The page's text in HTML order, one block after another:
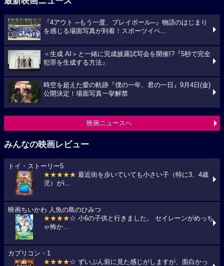
『4アウト ─もう一度、プレイボール─』物語のはじまり
を感じる場面写真が到着！スポーツイベ...
＜生成 AI＞と一緒に完成披露試写会を開催!?『5秒で完全
犯罪を生成する方法』
時空を超えた愛の軌跡『僕の一年、君の一日』9月4日(金)
公開決定！場面写真一挙解禁
映画ニュースへ
みんなの映画レビュー
トイ・ストーリー5
★★★★★ 最近街を歩いていても小さい子（特に3、4歳
児）がi...
映画ちいかわ 人魚の島のひみつ
★★★★☆ 小6の子供と行きました。 セイレーンがめっち
ゃ怖か...
カプリコン・1
★★★★☆ ずいぶん前に見た感じがしますが、面白かっ